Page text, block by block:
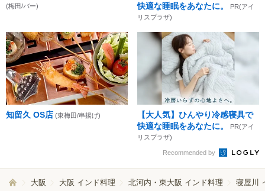
(梅田/バー)
快適な睡眠をあなたに。
PR(アイ
リスプラザ)
知留久 OS店 (東梅田/串揚げ)
【大人気】ひんやり冷感寝具で
快適な睡眠をあなたに。
PR(アイ
リスプラザ)
Recommended by
大阪 大阪 インド料理 北河内・東大阪 インド料理 寝屋川